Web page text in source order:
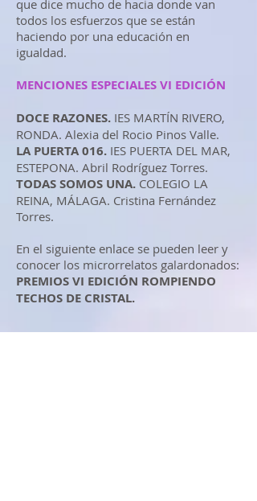
que dice mucho de hacia donde van
todos los esfuerzos que se están
haciendo por una educación en
igualdad.
MENCIONES ESPECIALES VI EDICIÓN
DOCE RAZONES. IES MARTÍN RIVERO,
RONDA. Alexia del Rocio Pinos Valle.
LA PUERTA 016. IES PUERTA DEL MAR,
ESTEPONA. Abril Rodríguez Torres.
TODAS SOMOS UNA. COLEGIO LA
REINA, MÁLAGA. Cristina Fernández
Torres.
En el siguiente enlace se pueden leer y
conocer los microrrelatos galardonados:
PREMIOS VI EDICIÓN ROMPIENDO
TECHOS DE CRISTAL.